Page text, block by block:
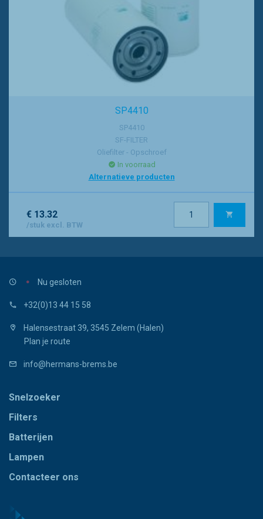
SP4410
SP4410
SF-FILTER
Oliefilter - Opschroef
In voorraad
Alternatieve producten
€ 13.32
/stuk excl. BTW
Nu gesloten
+32(0)13 44 15 58
Halensestraat 39, 3545 Zelem (Halen)
Plan je route
info@hermans-brems.be
Snelzoeker
Filters
Batterijen
Lampen
Contacteer ons